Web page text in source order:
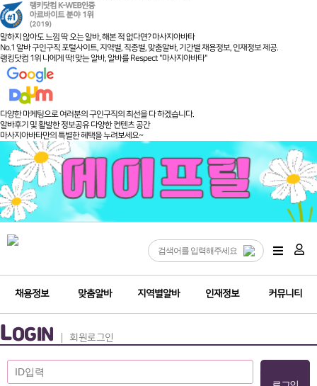
말하지 않아도 느낌 딱 오는 알바, 해본 적 없다면? 마사지아바타
No.1 알바 구인구직 포털사이트, 지역별, 직종별, 맞춤알바, 기간별 채용정보, 인재정보 제공.
랭킹닷컴 1위 나에게 딱! 맞는 알바, 알바를 Respect "마사지아바타"
다양한 마케팅으로 여러분의 구인구직의 최선을 다 하겠습니다.
알바후기 및 활발한 정보공유 다양한 컨텐츠 공간
마사지아바타만의 특별한 혜택을 누려보세요~
채용정보 맞춤알바 지역별알바 인재정보 커뮤니티
LOGIN 회원로그인